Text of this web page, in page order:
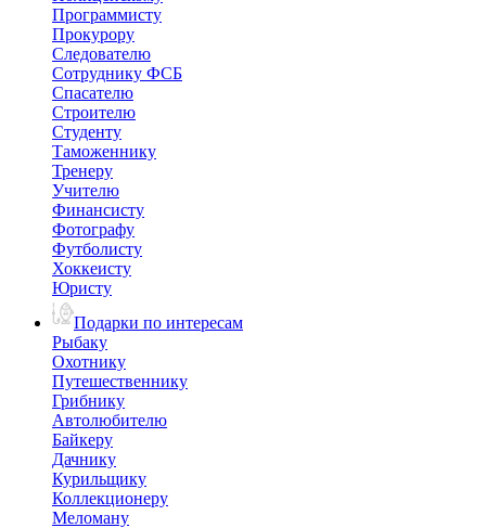
Программисту
Прокурору
Следователю
Сотруднику ФСБ
Спасателю
Строителю
Студенту
Таможеннику
Тренеру
Учителю
Финансисту
Фотографу
Футболисту
Хоккеисту
Юристу
Подарки по интересам
Рыбаку
Охотнику
Путешественнику
Грибнику
Автолюбителю
Байкеру
Дачнику
Курильщику
Коллекционеру
Меломану